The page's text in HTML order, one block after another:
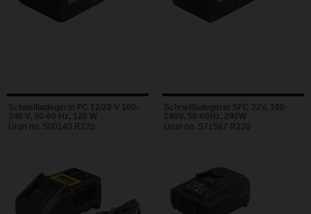
Schnellladegerät FC 12/22 V 100-
240 V, 50-60 Hz, 120 W
Ürün no. 500140 R220
Schnellladegerät SFC 22V, 100-
240V, 50-60Hz, 290W
Ürün no. 571587 R220